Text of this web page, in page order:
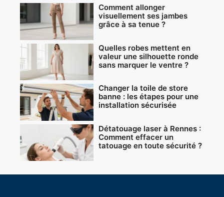
Comment allonger
visuellement ses jambes
grâce à sa tenue ?
Quelles robes mettent en
valeur une silhouette ronde
sans marquer le ventre ?
Changer la toile de store
banne : les étapes pour une
installation sécurisée
Détatouage laser à Rennes :
Comment effacer un
tatouage en toute sécurité ?